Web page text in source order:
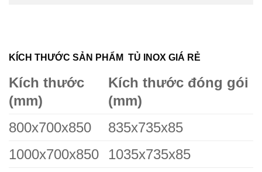
KÍCH THƯỚC SẢN PHẨM TỦ INOX GIÁ RẺ
Kích thước
(mm)
Kích thước đóng gói
(mm)
800x700x850
835x735x85
1000x700x850
1035x735x85